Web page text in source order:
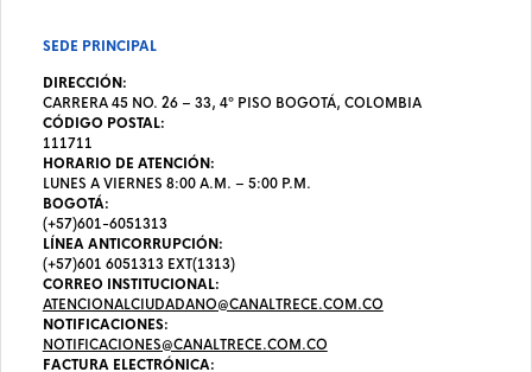
SEDE PRINCIPAL
DIRECCIÓN:
CARRERA 45 NO. 26 – 33, 4º PISO BOGOTÁ, COLOMBIA
CÓDIGO POSTAL:
111711
HORARIO DE ATENCIÓN:
LUNES A VIERNES 8:00 A.M. – 5:00 P.M.
BOGOTÁ:
(+57)601-6051313
LÍNEA ANTICORRUPCIÓN:
(+57)601 6051313 EXT(1313)
CORREO INSTITUCIONAL:
ATENCIONALCIUDADANO@CANALTRECE.COM.CO
NOTIFICACIONES:
NOTIFICACIONES@CANALTRECE.COM.CO
FACTURA ELECTRÓNICA: